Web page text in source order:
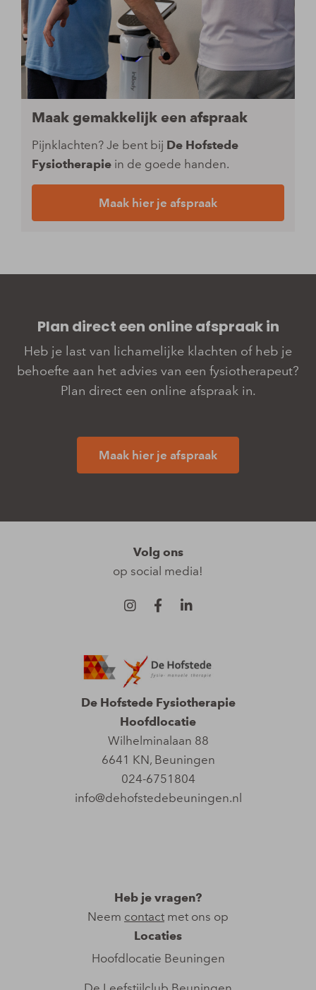
Maak gemakkelijk een afspraak
Pijnklachten? Je bent bij De Hofstede
Fysiotherapie in de goede handen.
Maak hier je afspraak
Plan direct een online­­ afspraak in
Heb je last van lichamelijke klachten of heb je
behoefte aan het advies van een fysiotherapeut?
Plan direct een online afspraak in.
Maak hier je afspraak
Volg ons
op social media!
De Hofstede Fysiotherapie
Hoofdlocatie
Wilhelminalaan 88
6641 KN, Beuningen
024-6751804
info@dehofstedebeuningen.nl
Heb je vragen?
Neem contact met ons op
Locaties
Hoofdlocatie Beuningen​